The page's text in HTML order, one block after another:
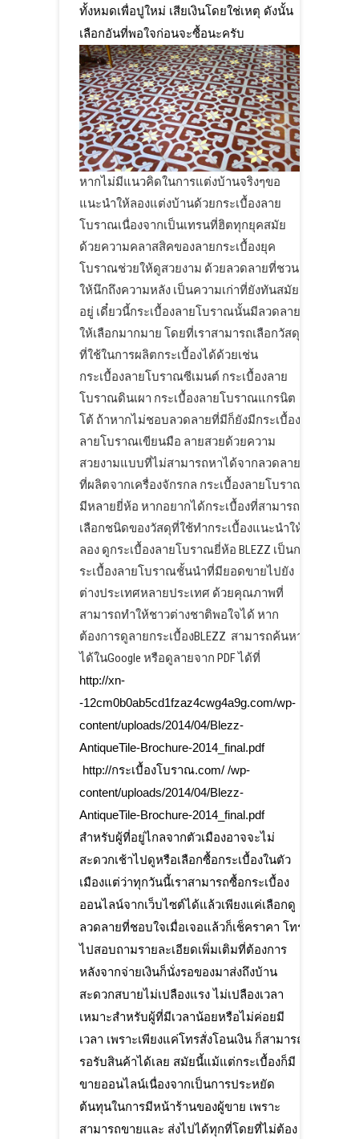
ทั้งหมดเพื่อปูใหม่ เสียเงินโดยใช่เหตุ ดังนั้น
เลือกอันที่พอใจก่อนจะซื้อนะครับ
หากไม่มีแนวคิดในการแต่งบ้านจริงๆขอ
แนะนำให้ลองแต่งบ้านด้วยกระเบื้องลาย
โบราณเนื่องจากเป็นเทรนที่ฮิตทุกยุคสมัย
ด้วยความคลาสสิคของลายกระเบื้องยุค
โบราณช่วยให้ดูสวยงาม ด้วยลวดลายที่ชวน
ให้นึกถึงความหลัง เป็นความเก่าที่ยังทันสมัย
อยู่ เดี๋ยวนี้กระเบื้องลายโบราณนั้นมีลวดลาย
ให้เลือกมากมาย โดยที่เราสามารถเลือกวัสดุ
ที่ใช้ในการผลิตกระเบื้องได้ด้วยเช่น
กระเบื้องลายโบราณซีเมนต์ กระเบื้องลาย
โบราณดินเผา กระเบื้องลายโบราณแกรนิต
โต้ ถ้าหากไม่ชอบลวดลายที่มีก็ยังมีกระเบื้อง
ลายโบราณเขียนมือ ลายสวยด้วยความ
สวยงามแบบที่ไม่สามารถหาได้จากลวดลาย
ที่ผลิตจากเครื่องจักรกล กระเบื้องลายโบราณ
มีหลายยี่ห้อ หากอยากได้กระเบื้องที่สามารถ
เลือกชนิดของวัสดุที่ใช้ทำกระเบื้องแนะนำให้
ลอง ดูกระเบื้องลายโบราณยี่ห้อ BLEZZ เป็นก
ระเบื้องลายโบราณชั้นนำที่มียอดขายไปยัง
ต่างประเทศหลายประเทศ ด้วยคุณภาพที่
สามารถทำให้ชาวต่างชาติพอใจได้ หาก
ต้องการดูลายกระเบื้องBLEZZ สามารถค้นหา
ได้ในGoogle หรือดูลายจาก PDF ได้ที่
http://xn-
-12cm0b0ab5cd1fzaz4cwg4a9g.com/wp-
content/uploads/2014/04/Blezz-
AntiqueTile-Brochure-2014_final.pdf
http://กระเบื้องโบราณ.com/ /wp-
content/uploads/2014/04/Blezz-
AntiqueTile-Brochure-2014_final.pdf
สำหรับผู้ที่อยู่ไกลจากตัวเมืองอาจจะไม่
สะดวกเช้าไปดูหรือเลือกซื้อกระเบื้องในตัว
เมืองแต่ว่าทุกวันนี้เราสามารถซื้อกระเบื้อง
ออนไลน์จากเว็บไซต์ได้แล้วเพียงแค่เลือกดู
ลวดลายที่ชอบใจเมื่อเจอแล้วก็เช็คราคา โทร
ไปสอบถามรายละเอียดเพิ่มเติมที่ต้องการ
หลังจากจ่ายเงินก็นั่งรอของมาส่งถึงบ้าน
สะดวกสบายไม่เปลืองแรง ไม่เปลืองเวลา
เหมาะสำหรับผู้ที่มีเวลาน้อยหรือไม่ค่อยมี
เวลา เพราะเพียงแค่โทรสั่งโอนเงิน ก็สามารถ
รอรับสินค้าได้เลย สมัยนี้แม้แต่กระเบื้องก็มี
ขายออนไลน์เนื่องจากเป็นการประหยัด
ต้นทุนในการมีหน้าร้านของผู้ขาย เพราะ
สามารถขายและ ส่งไปได้ทุกที่โดยที่ไม่ต้อง